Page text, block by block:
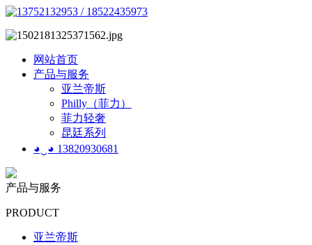
网站首页
产品与服务
亚兰帝斯
Philly（菲力）
菲力轻奢
昆廷系列
◕‿◕ 13820930681
产品与服务
PRODUCT
亚兰帝斯